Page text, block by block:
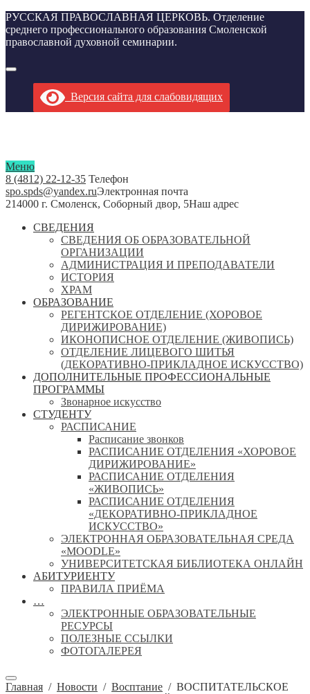
РУССКАЯ ПРАВОСЛАВНАЯ ЦЕРКОВЬ. Отделение
среднего профессионального образования Смоленской
православной духовной семинарии.
Версия сайта для слабовидящих
Меню
8 (4812) 22-12-35 Телефон
spo.spds@yandex.ruЭлектронная почта
214000 г. Смоленск, Соборный двор, 5Наш адрес
СВЕДЕНИЯ
СВЕДЕНИЯ ОБ ОБРАЗОВАТЕЛЬНОЙ
ОРГАНИЗАЦИИ
АДМИНИСТРАЦИЯ И ПРЕПОДАВАТЕЛИ
ИСТОРИЯ
ХРАМ
ОБРАЗОВАНИЕ
РЕГЕНТСКОЕ ОТДЕЛЕНИЕ (ХОРОВОЕ
ДИРИЖИРОВАНИЕ)
ИКОНОПИСНОЕ ОТДЕЛЕНИЕ (ЖИВОПИСЬ)
ОТДЕЛЕНИЕ ЛИЦЕВОГО ШИТЬЯ
(ДЕКОРАТИВНО-ПРИКЛАДНОЕ ИСКУССТВО)
ДОПОЛНИТЕЛЬНЫЕ ПРОФЕССИОНАЛЬНЫЕ
ПРОГРАММЫ
Звонарное искусство
СТУДЕНТУ
РАСПИСАНИЕ
Расписание звонков
РАСПИСАНИЕ ОТДЕЛЕНИЯ «ХОРОВОЕ
ДИРИЖИРОВАНИЕ»
РАСПИСАНИЕ ОТДЕЛЕНИЯ
«ЖИВОПИСЬ»
РАСПИСАНИЕ ОТДЕЛЕНИЯ
«ДЕКОРАТИВНО-ПРИКЛАДНОЕ
ИСКУССТВО»
ЭЛЕКТРОННАЯ ОБРАЗОВАТЕЛЬНАЯ СРЕДА
«MOODLE»
УНИВЕРСИТЕТСКАЯ БИБЛИОТЕКА ОНЛАЙН
АБИТУРИЕНТУ
ПРАВИЛА ПРИЁМА
…
ЭЛЕКТРОННЫЕ ОБРАЗОВАТЕЛЬНЫЕ
РЕСУРСЫ
ПОЛЕЗНЫЕ ССЫЛКИ
ФОТОГАЛЕРЕЯ
Главная / Новости / Восптание / ВОСПИТАТЕЛЬСКОЕ